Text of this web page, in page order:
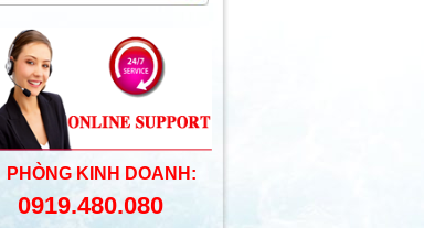
PHÒNG KINH DOANH:
0919.480.080